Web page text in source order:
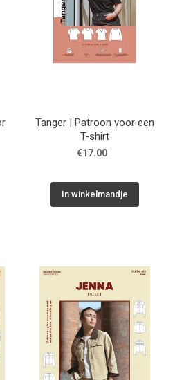
Tanger | Patroon voor een
T-shirt
€17.00
In winkelmandje